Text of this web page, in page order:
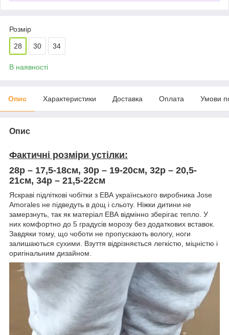
Розмір
28 30 34
В наявності
Опис Характеристики Доставка Оплата Умови
Опис
Фактичні розміри устілки:
28р – 17,5-18см, 30р – 19-20см, 32р – 20,5-
21см, 34р – 21,5-22см
Яскраві підліткові чобітки з ЕВА українського виробника Jose
Amorales не підведуть в дощ і сльоту. Ніжки дитини не
замерзнуть, так як матеріал ЕВА відмінно зберігає тепло. У
них комфортно до 5 градусів морозу без додаткових вставок.
Завдяки тому, що чоботи не пропускають вологу, ноги
залишаються сухими. Взуття відрізняється легкістю, міцністю і
оригінальним дизайном.